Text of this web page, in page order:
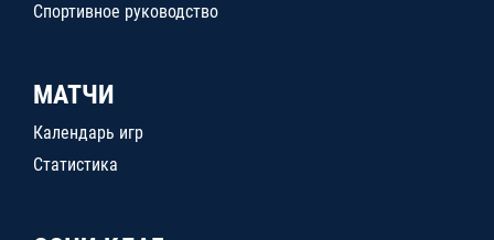
Спортивное руководство
МАТЧИ
Календарь игр
Статистика